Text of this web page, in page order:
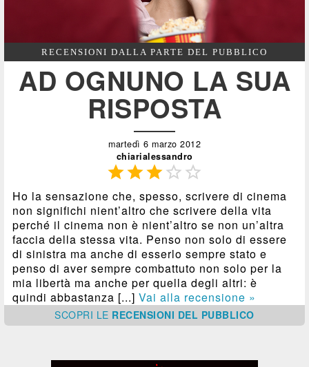
RECENSIONI DALLA PARTE DEL PUBBLICO
AD OGNUNO LA SUA
RISPOSTA
martedì 6 marzo 2012
chiarialessandro
 
Ho la sensazione che, spesso, scrivere di cinema
non significhi nient’altro che scrivere della vita
perché il cinema non è nient’altro se non un’altra
faccia della stessa vita. Penso non solo di essere
di sinistra ma anche di esserlo sempre stato e
penso di aver sempre combattuto non solo per la
mia libertà ma anche per quella degli altri: è
quindi abbastanza [...]Vai alla recensione »
SCOPRI LE RECENSIONI DEL PUBBLICO